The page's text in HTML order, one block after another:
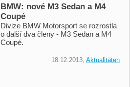
BMW: nové M3 Sedan a M4
Coupé
Divize BMW Motorsport se rozrostla
o další dva členy - M3 Sedan a M4
Coupé.
18.12.2013, Aktualitäten